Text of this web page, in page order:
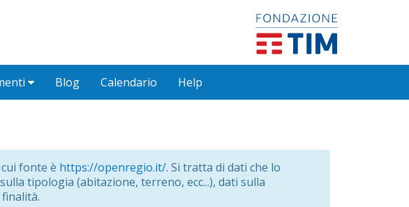
Blog Calendario Help
fonte è https://openregio.it/. Si tratta di dati che lo
tipologia (abitazione, terreno, ecc...), dati sulla